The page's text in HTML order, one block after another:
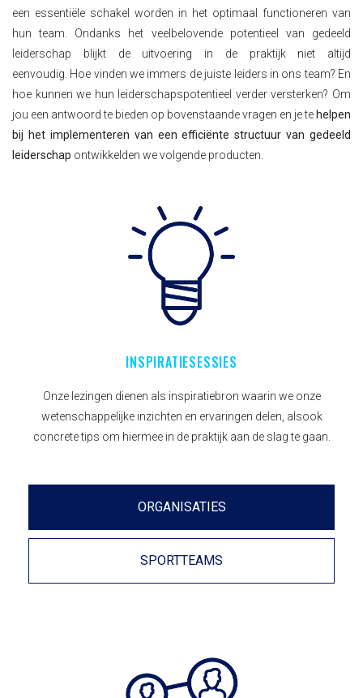
een essentiële schakel worden in het optimaal functioneren van
hun team. Ondanks het veelbelovende potentieel van gedeeld
leiderschap blijkt de uitvoering in de praktijk niet altijd
eenvoudig. Hoe vinden we immers de juiste leiders in ons team? En
hoe kunnen we hun leiderschapspotentieel verder versterken? Om
jou een antwoord te bieden op bovenstaande vragen en je te helpen
bij het implementeren van een efficiënte structuur van gedeeld
leiderschap ontwikkelden we volgende producten.
INSPIRATIESESSIES
Onze lezingen dienen als inspiratiebron waarin we onze
wetenschappelijke inzichten en ervaringen delen, alsook
concrete tips om hiermee in de praktijk aan de slag te gaan.
ORGANISATIES
SPORTTEAMS